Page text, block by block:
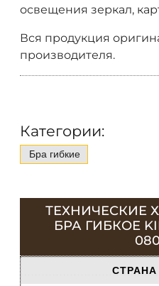
освещения зеркал,
Вся продукция
производителя.
Категории:
Бра гибкие
ТЕХНИЧЕСКИЕ
БРА ГИБКОЕ